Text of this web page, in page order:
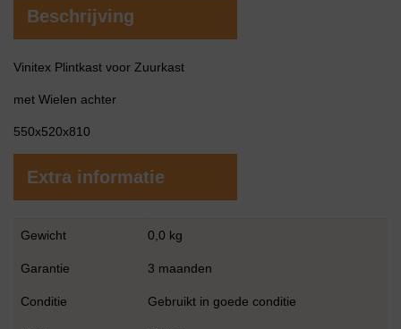
Beschrijving
Vinitex Plintkast voor Zuurkast
met Wielen achter
550x520x810
Extra informatie
Gewicht 0,0 kg
Garantie 3 maanden
Conditie Gebruikt in goede conditie